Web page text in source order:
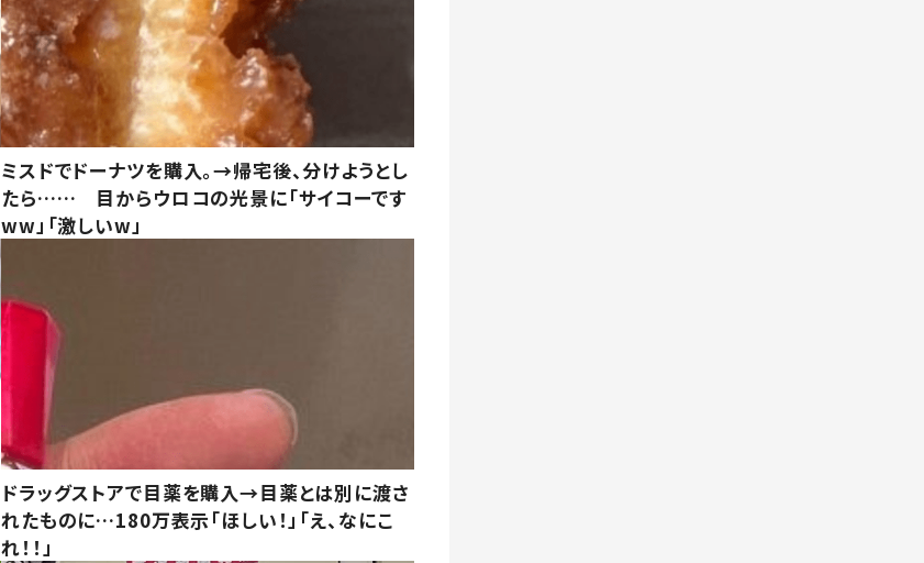
ミスドでドーナツを購入。→帰宅後、分けようとし
たら…… 目からウロコの光景に「サイコーです
ww」「激しいw」
ドラッグストアで目薬を購入→目薬とは別に渡さ
れたものに…180万表示「ほしい！」「え、なにこ
れ！！」